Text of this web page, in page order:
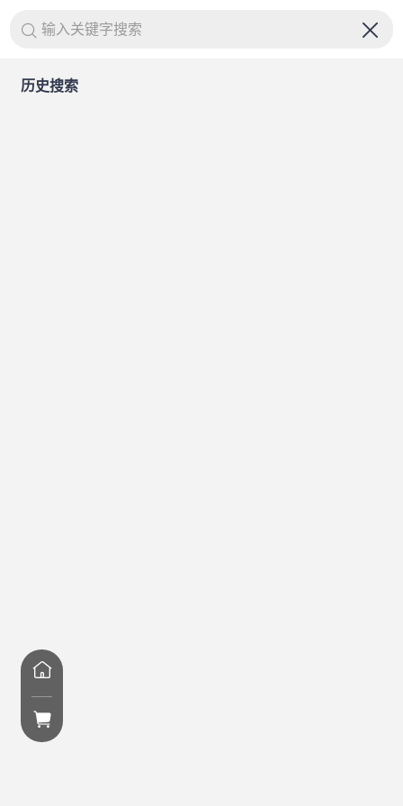
输入关键字搜索
历史搜索